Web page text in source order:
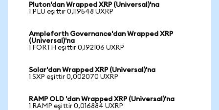
Pluton'dan Wrapped XRP (Universal)'na
1 PLU eşittir 0,119548 UXRP
Ampleforth Governance'dan Wrapped XRP
(Universal)'na
1 FORTH eşittir 0,192106 UXRP
Solar'dan Wrapped XRP (Universal)'na
1 SXP eşittir 0,002070 UXRP
RAMP OLD 'dan Wrapped XRP (Universal)'na
1 RAMP eşittir 0,016884 UXRP